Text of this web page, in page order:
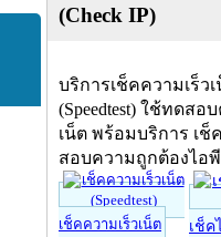
(Check IP)
บริการเช็คความเร็ว
(Speedtest) ใช้ทดสอ
เน็ต พร้อมบริการ เช็
สอบความถูกต้องไอ
เช็คความเร็วเน็ต เช็ค